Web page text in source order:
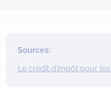
Sources:
Le crédit d’impôt pour